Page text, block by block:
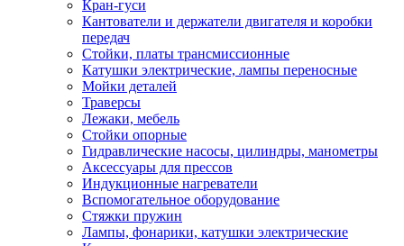
Кран-гуси
Кантователи и держатели двигателя и коробки
передач
Стойки, платы трансмиссионные
Катушки электрические, лампы переносные
Мойки деталей
Траверсы
Лежаки, мебель
Стойки опорные
Гидравлические насосы, цилиндры, манометры
Аксессуары для прессов
Индукционные нагреватели
Вспомогательное оборудование
Стяжки пружин
Лампы, фонарики, катушки электрические